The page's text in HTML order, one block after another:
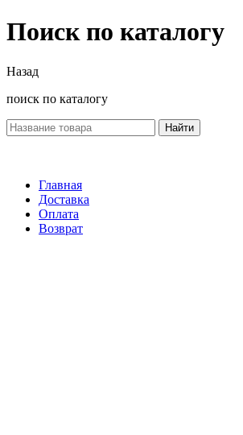
Поиск по каталогу
Назад
поиск по каталогу
Найти
Главная
Доставка
Оплата
Возврат